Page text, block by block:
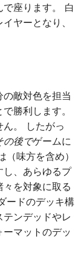
座ります。 白
ヤーとなり、
敵対色を担当
勝利します。
。 したがっ
の後でゲームに
味方を含め）
し、あらゆるプ
を対象に取る
ードのデッキ構
ンデッドやレ
マットのデッ